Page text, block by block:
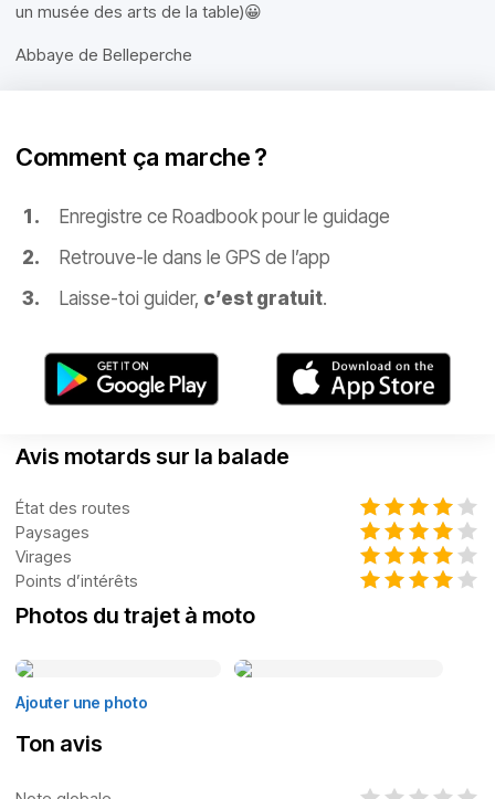
un musée des arts de la table)😀
Abbaye de Belleperche
Comment ça marche ?
Enregistre ce Roadbook pour le guidage
Retrouve-le dans le GPS de l’app
Laisse-toi guider, c’est gratuit.
Avis motards sur la balade
État des routes
Paysages
Virages
Points d’intérêts
Photos du trajet à moto
Ajouter une photo
Ton avis